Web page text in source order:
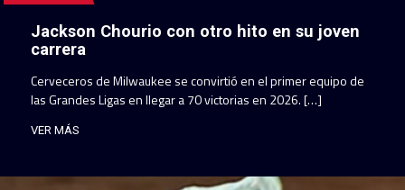
Jackson Chourio con otro hito en su joven
carrera
Cerveceros de Milwaukee se convirtió en el primer equipo de
las Grandes Ligas en llegar a 70 victorias en 2026. […]
VER MÁS